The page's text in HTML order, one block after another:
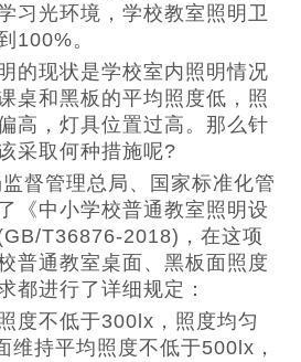
习光环境，学校教室照明卫
100%。
的现状是学校室内照明情况
桌和黑板的平均照度低，照
高，灯具位置过高。那么针
采取何种措施呢?
督管理总局、国家标准化管
《中小学校普通教室照明设
T36876-2018)，在这项
普通教室桌面、黑板面照度
都进行了详细规定：
度不低于300lx，照度均匀
维持平均照度不低于500lx，